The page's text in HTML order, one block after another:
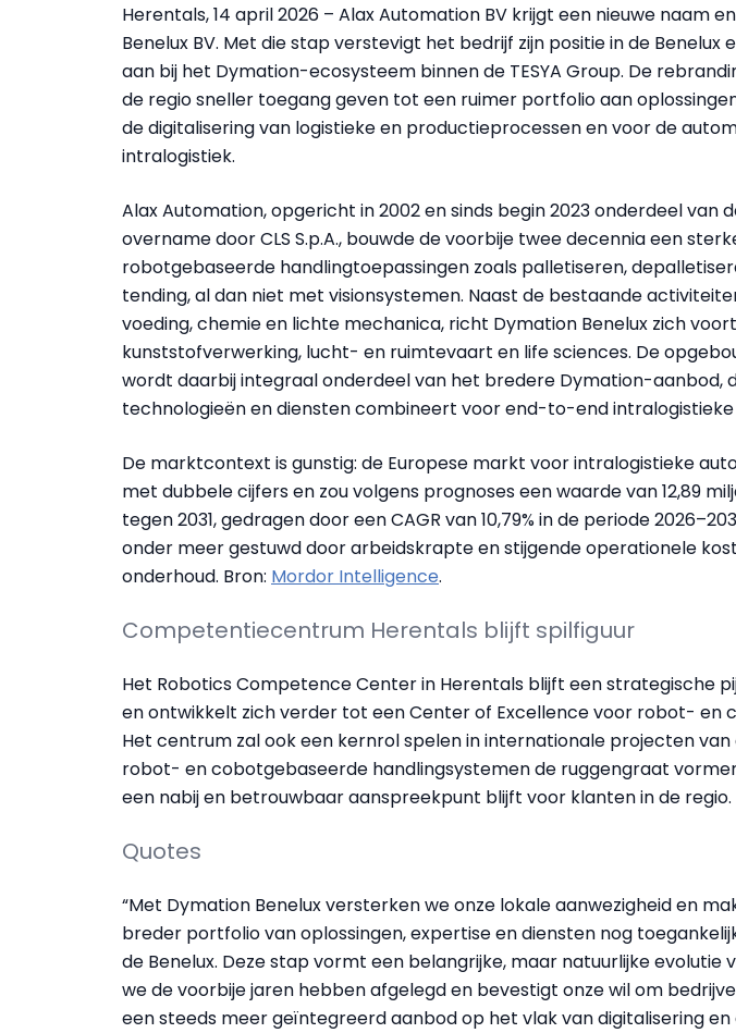
Herentals, 14 april 2026 – Alax Automation BV krijgt een nieuwe naam
Benelux BV. Met die stap verstevigt het bedrijf zijn positie in de Benelux
aan bij het Dymation-ecosysteem binnen de TESYA Group. De
de regio sneller toegang geven tot een ruimer portfolio aan
de digitalisering van logistieke en productieprocessen en voor de
intralogistiek.
Alax Automation, opgericht in 2002 en sinds begin 2023 onderdeel van
overname door CLS S.p.A., bouwde de voorbije twee decennia een
robotgebaseerde handlingtoepassingen zoals palletiseren,
tending, al dan niet met visionsystemen. Naast de bestaande
voeding, chemie en lichte mechanica, richt Dymation Benelux zich
kunststofverwerking, lucht- en ruimtevaart en life sciences. De
wordt daarbij integraal onderdeel van het bredere Dymation-aanbod,
technologieën en diensten combineert voor end-to-end
De marktcontext is gunstig: de Europese markt voor intralogistieke
met dubbele cijfers en zou volgens prognoses een waarde van 12,89
tegen 2031, gedragen door een CAGR van 10,79% in de periode
onder meer gestuwd door arbeidskrapte en stijgende operationele
onderhoud. Bron: Mordor Intelligence.
Competentiecentrum Herentals blijft spilfiguur
Het Robotics Competence Center in Herentals blijft een strategische
en ontwikkelt zich verder tot een Center of Excellence voor robot- en
Het centrum zal ook een kernrol spelen in internationale projecten
robot- en cobotgebaseerde handlingsystemen de ruggengraat
een nabij en betrouwbaar aanspreekpunt blijft voor klanten in de regio.
Quotes
“Met Dymation Benelux versterken we onze lokale aanwezigheid en
breder portfolio van oplossingen, expertise en diensten nog
de Benelux. Deze stap vormt een belangrijke, maar natuurlijke evolutie
we de voorbije jaren hebben afgelegd en bevestigt onze wil om
een steeds meer geïntegreerd aanbod op het vlak van digitalisering